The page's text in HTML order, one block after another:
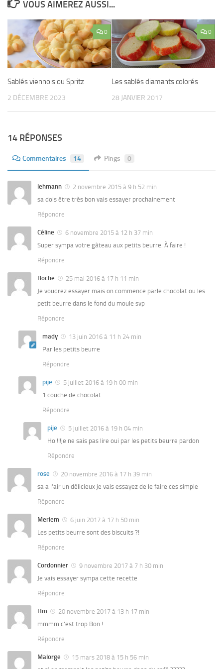
VOUS AIMEREZ AUSSI...
0
Sablés viennois ou Spritz
2 DÉCEMBRE 2023
0
Les sablés diamants colorés
28 JANVIER 2017
14 RÉPONSES
Commentaires 14 Pings 0
lehmann
2 novembre 2015 à 9 h 52 min
sa dois être très bon vais essayer prochainement
Répondre
Céline
6 novembre 2015 à 12 h 37 min
Super sympa votre gâteau aux petits beurre. À faire !
Répondre
Boche
25 mai 2016 à 17 h 11 min
Je voudrez essayer mais on commence parle chocolat ou les
petit beurre dans le fond du moule svp
Répondre
mady
13 juin 2016 à 11 h 24 min
Par les petits beurre
Répondre
pije
5 juillet 2016 à 19 h 00 min
1 couche de chocolat
Répondre
pije
5 juillet 2016 à 19 h 04 min
Ho !!!je ne sais pas lire oui par les petits beurre pardon
Répondre
rose
20 novembre 2016 à 17 h 39 min
sa a l’air un délicieux je vais essayez de le faire ces simple
Répondre
Meriem
6 juin 2017 à 17 h 50 min
Les petits beurre sont des biscuits ?!
Répondre
Cordonnier
9 novembre 2017 à 7 h 30 min
Je vais essayer sympa cette recette
Répondre
Hm
20 novembre 2017 à 13 h 17 min
mmmm c’est trop Bon !
Répondre
Malorge
15 mars 2018 à 15 h 56 min